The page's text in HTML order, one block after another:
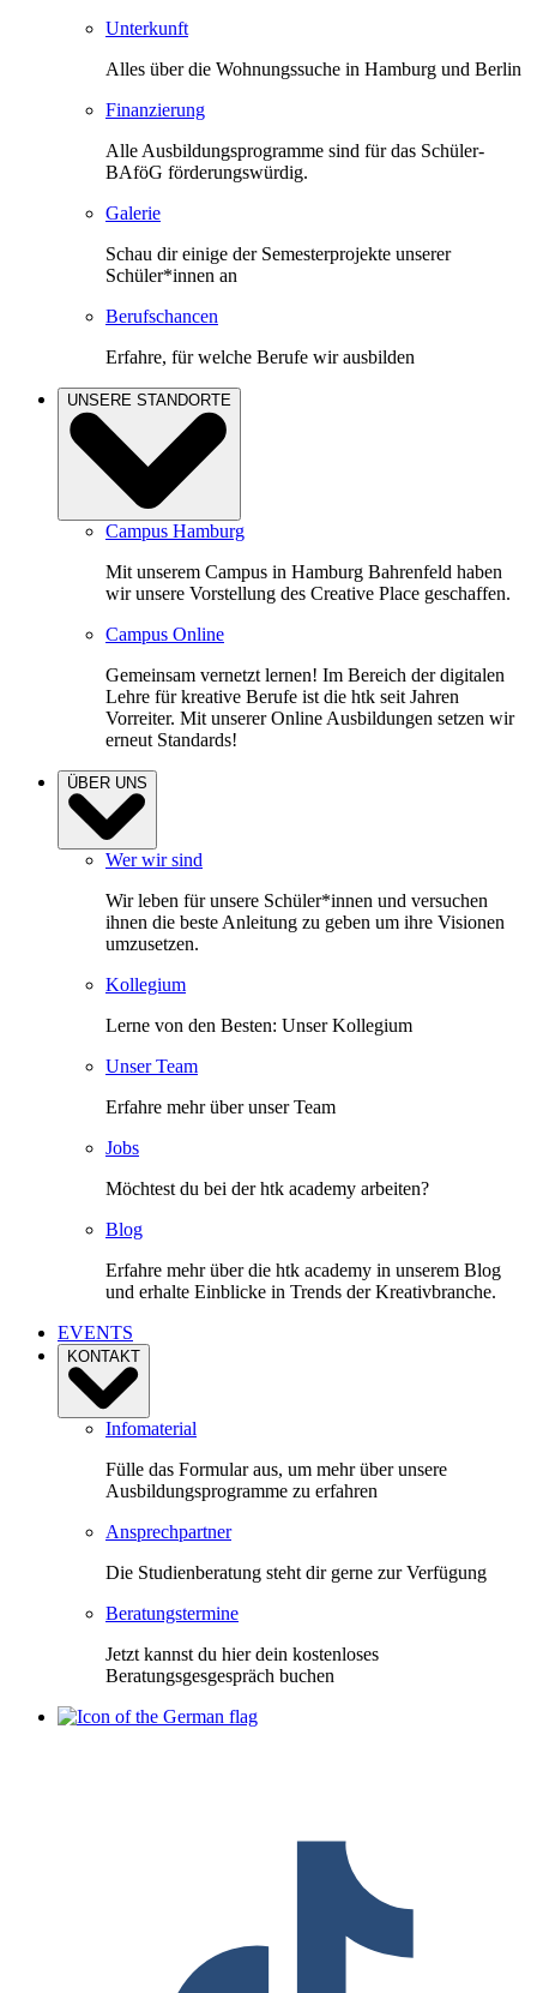
Unterkunft
Alles über die Wohnungssuche in Hamburg und Berlin
Finanzierung
Alle Ausbildungsprogramme sind für das Schüler-
BAföG förderungswürdig.
Galerie
Schau dir einige der Semesterprojekte unserer
Schüler*innen an
Berufschancen
Erfahre, für welche Berufe wir ausbilden
UNSERE STANDORTE
Campus Hamburg
Mit unserem Campus in Hamburg Bahrenfeld haben
wir unsere Vorstellung des Creative Place geschaffen.
Campus Online
Gemeinsam vernetzt lernen! Im Bereich der digitalen
Lehre für kreative Berufe ist die htk seit Jahren
Vorreiter. Mit unserer Online Ausbildungen setzen wir
erneut Standards!
ÜBER UNS
Wer wir sind
Wir leben für unsere Schüler*innen und versuchen
ihnen die beste Anleitung zu geben um ihre Visionen
umzusetzen.
Kollegium
Lerne von den Besten: Unser Kollegium
Unser Team
Erfahre mehr über unser Team
Jobs
Möchtest du bei der htk academy arbeiten?
Blog
Erfahre mehr über die htk academy in unserem Blog
und erhalte Einblicke in Trends der Kreativbranche.
EVENTS
KONTAKT
Infomaterial
Fülle das Formular aus, um mehr über unsere
Ausbildungsprogramme zu erfahren
Ansprechpartner
Die Studienberatung steht dir gerne zur Verfügung
Beratungstermine
Jetzt kannst du hier dein kostenloses
Beratungsgesgespräch buchen